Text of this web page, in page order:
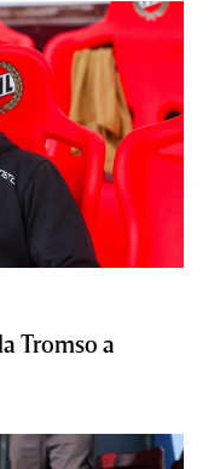
Tromso a